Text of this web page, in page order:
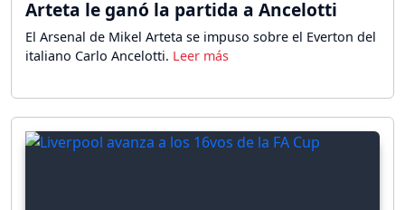
Arteta le ganó la partida a Ancelotti
El Arsenal de Mikel Arteta se impuso sobre el Everton del
italiano Carlo Ancelotti.